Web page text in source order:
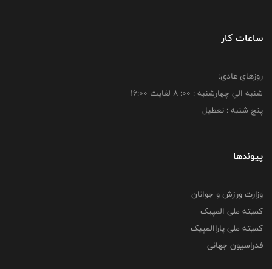
ساعات کار
روزهای عادی:
شنبه الي چهارشنبه : 00: 8 لغايت 16:00
پنج شنبه : تعطیل
پیوندها
وزارت ورزش و جوانان
کمیته ملی المپیک
کمیته ملی پاراالمپیک
فدراسیون جهانی